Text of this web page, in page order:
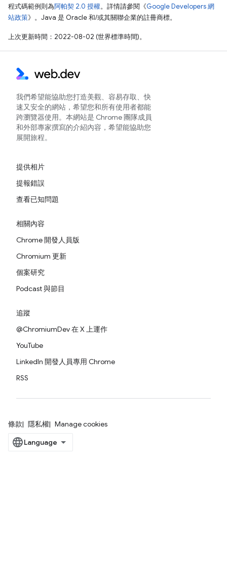
程式碼範例則為阿帕契 2.0 授權。詳情請參閱《Google Developers 網
站政策》。Java 是 Oracle 和/或其關聯企業的註冊商標。
上次更新時間：2022-08-02 (世界標準時間)。
我們希望能協助您打造美觀、容易存取、快
速又安全的網站，希望您和所有使用者都能
跨瀏覽器使用。本網站是 Chrome 團隊成員
和外部專家撰寫的介紹內容，希望能協助您
展開旅程。
提供相片
提報錯誤
查看已知問題
相關內容
Chrome 開發人員版
Chromium 更新
個案研究
Podcast 與節目
追蹤
@ChromiumDev 在 X 上運作
YouTube
LinkedIn 開發人員專用 Chrome
RSS
條款 隱私權 Manage cookies